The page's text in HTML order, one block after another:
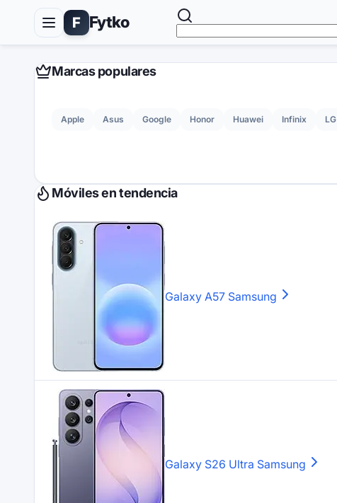
F Fytko
Marcas populares
Apple Asus Google Honor Huawei Infinix LG
Móviles en tendencia
Galaxy A57 Samsung
Galaxy S26 Ultra Samsung